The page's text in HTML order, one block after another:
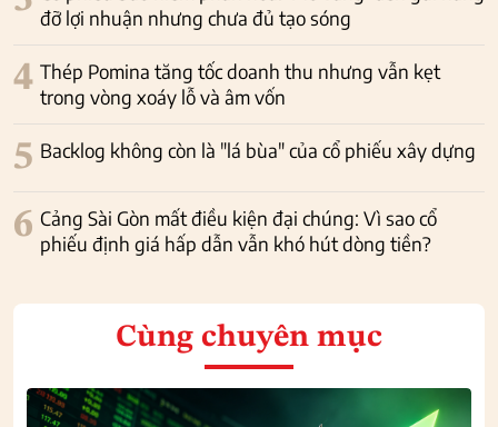
đỡ lợi nhuận nhưng chưa đủ tạo sóng
4 Thép Pomina tăng tốc doanh thu nhưng vẫn kẹt
trong vòng xoáy lỗ và âm vốn
5 Backlog không còn là "lá bùa" của cổ phiếu xây dựng
6 Cảng Sài Gòn mất điều kiện đại chúng: Vì sao cổ
phiếu định giá hấp dẫn vẫn khó hút dòng tiền?
Cùng chuyên mục